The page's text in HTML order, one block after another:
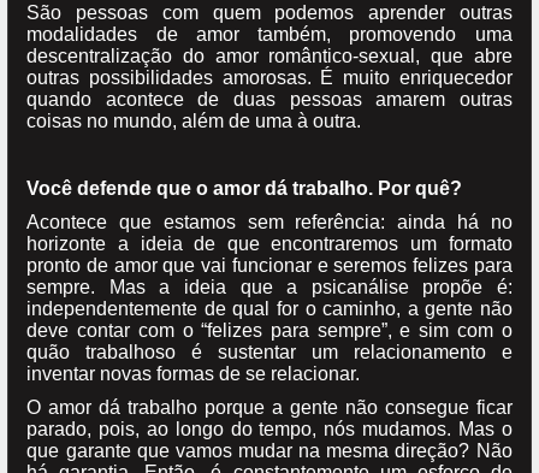
São pessoas com quem podemos aprender outras
modalidades de amor também, promovendo uma
descentralização do amor romântico-sexual, que abre
outras possibilidades amorosas. É muito enriquecedor
quando acontece de duas pessoas amarem outras
coisas no mundo, além de uma à outra.
Você defende que o amor dá trabalho. Por quê?
Acontece que estamos sem referência: ainda há no
horizonte a ideia de que encontraremos um formato
pronto de amor que vai funcionar e seremos felizes para
sempre. Mas a ideia que a psicanálise propõe é:
independentemente de qual for o caminho, a gente não
deve contar com o “felizes para sempre”, e sim com o
quão trabalhoso é sustentar um relacionamento e
inventar novas formas de se relacionar.
O amor dá trabalho porque a gente não consegue ficar
parado, pois, ao longo do tempo, nós mudamos. Mas o
que garante que vamos mudar na mesma direção? Não